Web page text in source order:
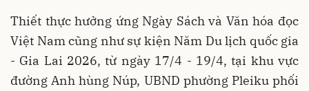
Thiết thực hưởng ứng Ngày Sách và Văn hóa đọc
Việt Nam cũng như sự kiện Năm Du lịch quốc gia
- Gia Lai 2026, từ ngày 17/4 - 19/4, tại khu vực
đường Anh hùng Núp, UBND phường Pleiku phối